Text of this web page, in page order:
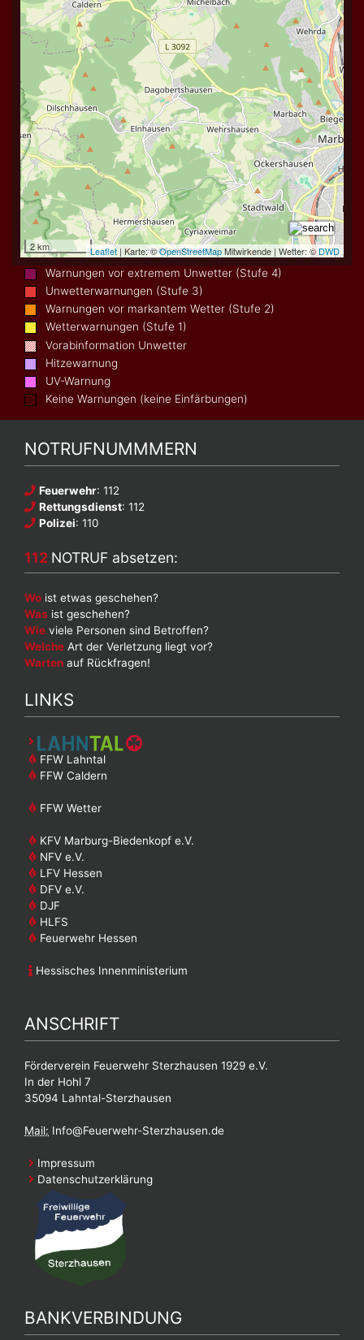
Warnungen vor extremem Unwetter (Stufe 4)
Unwetterwarnungen (Stufe 3)
Warnungen vor markantem Wetter (Stufe 2)
Wetterwarnungen (Stufe 1)
Vorabinformation Unwetter
Hitzewarnung
UV-Warnung
Keine Warnungen (keine Einfärbungen)
NOTRUFNUMMMERN
Feuerwehr: 112
Rettungsdienst: 112
Polizei: 110
112 NOTRUF absetzen:
Wo ist etwas geschehen?
Was ist geschehen?
Wie viele Personen sind Betroffen?
Welche Art der Verletzung liegt vor?
Warten auf Rückfragen!
LINKS
FFW Lahntal
FFW Caldern
FFW Wetter
KFV Marburg-Biedenkopf e.V.
NFV e.V.
LFV Hessen
DFV e.V.
DJF
HLFS
Feuerwehr Hessen
Hessisches Innenministerium
ANSCHRIFT
Förderverein Feuerwehr Sterzhausen 1929 e.V.
In der Hohl 7
35094 Lahntal-Sterzhausen
Mail: Info@Feuerwehr-Sterzhausen.de
Impressum
Datenschutzerklärung
BANKVERBINDUNG